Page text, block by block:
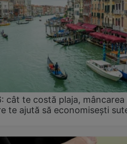
cât te costă plaja, mâncarea
te ajută să economisești